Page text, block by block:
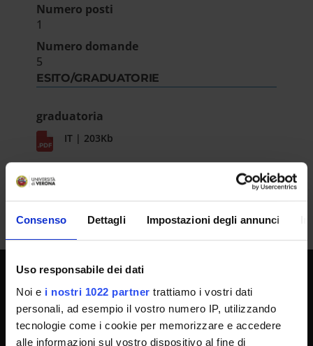
Consenso Dettagli Impostazioni degli annunci
Uso responsabile dei dati
Noi e i nostri 1022 partner trattiamo i vostri dati
personali, ad esempio il vostro numero IP, utilizzando
tecnologie come i cookie per memorizzare e accedere
alle informazioni sul vostro dispositivo al fine di
Numero posti
1
Numero domande
5
ESITO/GRADUATORIE
graduatoria
IT | 203Kb
SPORTELLO ATENEO